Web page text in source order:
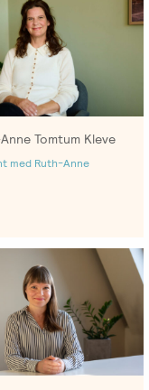
Tomtum Kleve
med Ruth-Anne